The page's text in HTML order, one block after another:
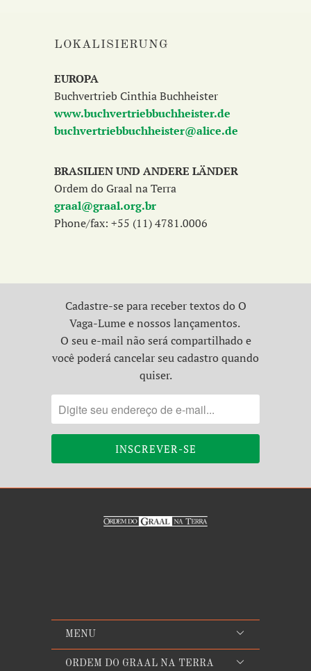
LOKALISIERUNG
EUROPA
Buchvertrieb Cinthia Buchheister
www.buchvertriebbuchheister.de
buchvertriebbuchheister@alice.de
BRASILIENUND ANDERE LÄNDER
Ordem do Graal na Terra
graal@graal.org.br
Phone/fax: +55 (11) 4781.0006
Cadastre-se para receber textos do O
Vaga-Lume e nossos lançamentos.
O seu e-mail não será compartilhado e
você poderá cancelar seu cadastro quando
quiser.
MENU
ORDEM DO GRAAL NA TERRA